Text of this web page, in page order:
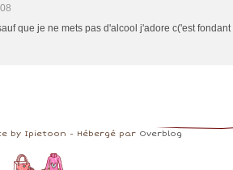
que je ne mets pas d'alcool j'adore c('est fondant
by Ipietoon - Hébergé par Overblog